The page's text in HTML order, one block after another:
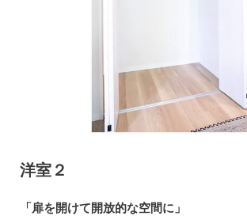
洋室２
「扉を開けて開放的な空間に」